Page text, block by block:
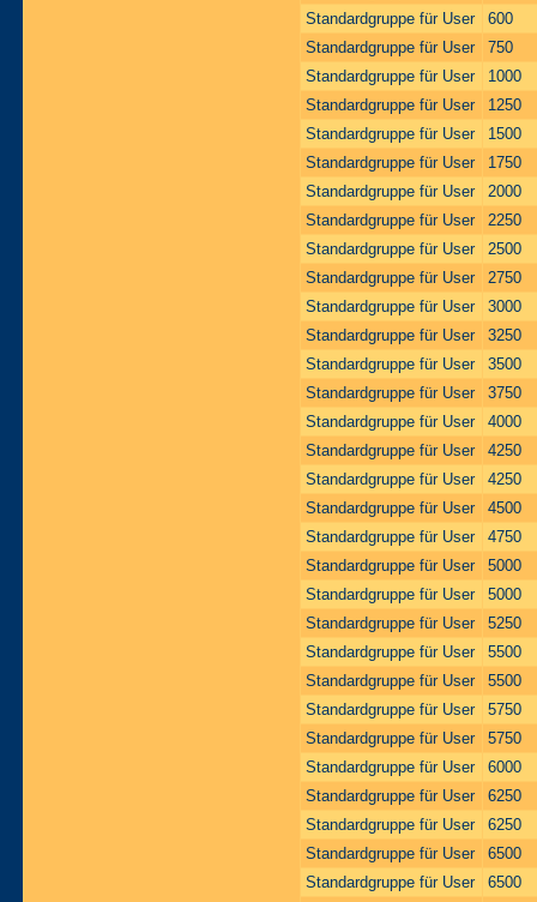
Standardgruppe für User
600
Standardgruppe für User
750
Standardgruppe für User
1000
Standardgruppe für User
1250
Standardgruppe für User
1500
Standardgruppe für User
1750
Standardgruppe für User
2000
Standardgruppe für User
2250
Standardgruppe für User
2500
Standardgruppe für User
2750
Standardgruppe für User
3000
Standardgruppe für User
3250
Standardgruppe für User
3500
Standardgruppe für User
3750
Standardgruppe für User
4000
Standardgruppe für User
4250
Standardgruppe für User
4250
Standardgruppe für User
4500
Standardgruppe für User
4750
Standardgruppe für User
5000
Standardgruppe für User
5000
Standardgruppe für User
5250
Standardgruppe für User
5500
Standardgruppe für User
5500
Standardgruppe für User
5750
Standardgruppe für User
5750
Standardgruppe für User
6000
Standardgruppe für User
6250
Standardgruppe für User
6250
Standardgruppe für User
6500
Standardgruppe für User
6500